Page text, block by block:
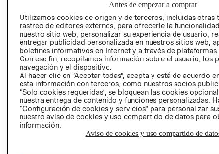
GIFT CARD
AVISO DE
Perú (S/)
CAMBIAR REGIÓN
Antes de empezar a comprar
Utilizamos cookies de origen y de terceros, incluidas otras
rastreo de editores externos, para ofrecerle la
nuestro sitio web, personalizar su experiencia de usuario,
entregar publicidad personalizada en nuestros sitios web,
boletines informativos en Internet y a través de plataformas
Con ese fin, recopilamos información sobre el usuario, los
navegación y el dispositivo.
Al hacer clic en “Aceptar todas”, acepta y está de acuerdo
esta información con terceros, como nuestros socios
“Solo cookies requeridas”, se bloquean las cookies
nuestra entrega de contenido y funciones personalizadas.
“Configuración de cookies y servicios” para personalizar
nuestro aviso de cookies y uso compartido de datos para
información.
Aviso de cookies y uso compartido de